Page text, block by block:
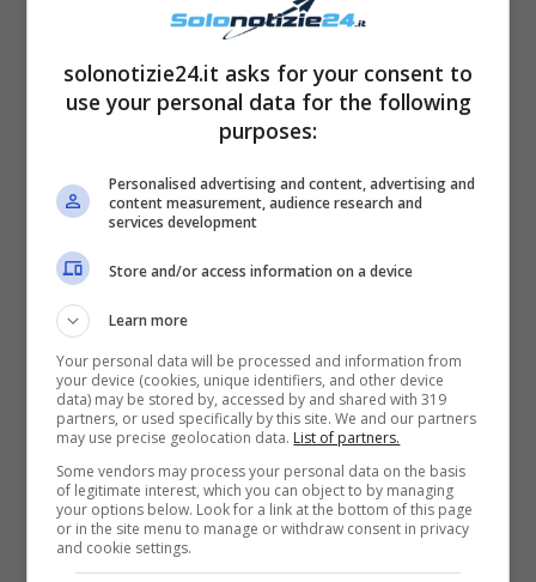
invece raccontato l’opposto: a quanto pare,
sarebbe stata la bella Middleton apiangere
per una frase pronunciata da Meghan.
Nel suo libro dal titoloRevenge, quest’ultimo
ha infatti parlato – tra le altre cose – anche
dellafaida che c’è stata tra Meghan e la
Middleton
stata una
accaduto tutto durante ilmatrimoniotra la
Markle e il Principe Harry. Era una giornata
molto calda, e le damigelle non avrebbero
dovutoindossare i collant . Kate non era però
d’accordo, dato che i collant sono un
dettaglio del precisissimo e rispettabile
solonotizie24.it asks for your consent to
use your personal data for the following
purposes:
Personalised advertising and content, advertising and
content measurement, audience research and
services development
Store and/or access information on a device
Learn more
Your personal data will be processed and information from
your device (cookies, unique identifiers, and other device
data) may be stored by, accessed by and shared with 319
partners, or used specifically by this site. We and our partners
may use precise geolocation data. List of partners.
Some vendors may process your personal data on the basis
of legitimate interest, which you can object to by managing
your options below. Look for a link at the bottom of this page
or in the site menu to manage or withdraw consent in privacy
and cookie settings.